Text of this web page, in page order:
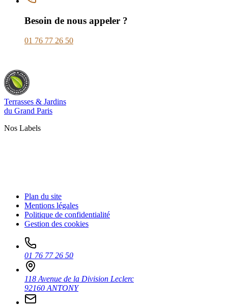
Besoin de nous appeler ?
01 76 77 26 50
Terrasses & Jardins
du Grand Paris
Nos Labels
Plan du site
Mentions légales
Politique de confidentialité
Gestion des cookies
01 76 77 26 50
118 Avenue de la Division Leclerc
92160 ANTONY